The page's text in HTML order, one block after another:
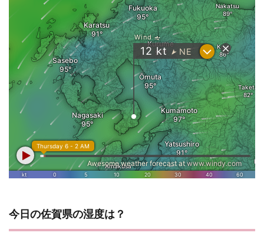
今日の佐賀県の湿度は？